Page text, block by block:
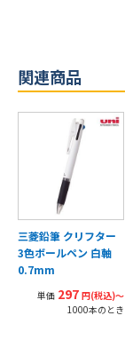
関連商品
三菱鉛筆 クリフター
3色ボールペン 白軸
0.7mm
単価 297 円(税込)〜
1000本のとき